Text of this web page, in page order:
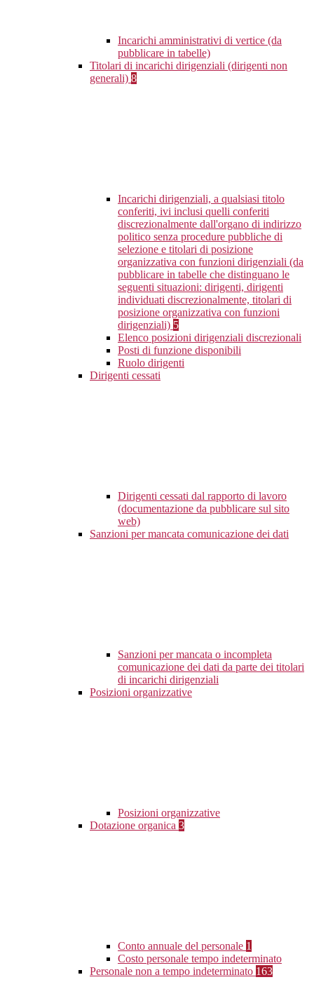
Incarichi amministrativi di vertice (da
pubblicare in tabelle)
Titolari di incarichi dirigenziali (dirigenti non
generali) 8
Incarichi dirigenziali, a qualsiasi titolo
conferiti, ivi inclusi quelli conferiti
discrezionalmente dall'organo di indirizzo
politico senza procedure pubbliche di
selezione e titolari di posizione
organizzativa con funzioni dirigenziali (da
pubblicare in tabelle che distinguano le
seguenti situazioni: dirigenti, dirigenti
individuati discrezionalmente, titolari di
posizione organizzativa con funzioni
dirigenziali) 5
Elenco posizioni dirigenziali discrezionali
Posti di funzione disponibili
Ruolo dirigenti
Dirigenti cessati
Dirigenti cessati dal rapporto di lavoro
(documentazione da pubblicare sul sito
web)
Sanzioni per mancata comunicazione dei dati
Sanzioni per mancata o incompleta
comunicazione dei dati da parte dei titolari
di incarichi dirigenziali
Posizioni organizzative
Posizioni organizzative
Dotazione organica 3
Conto annuale del personale 1
Costo personale tempo indeterminato
Personale non a tempo indeterminato 163